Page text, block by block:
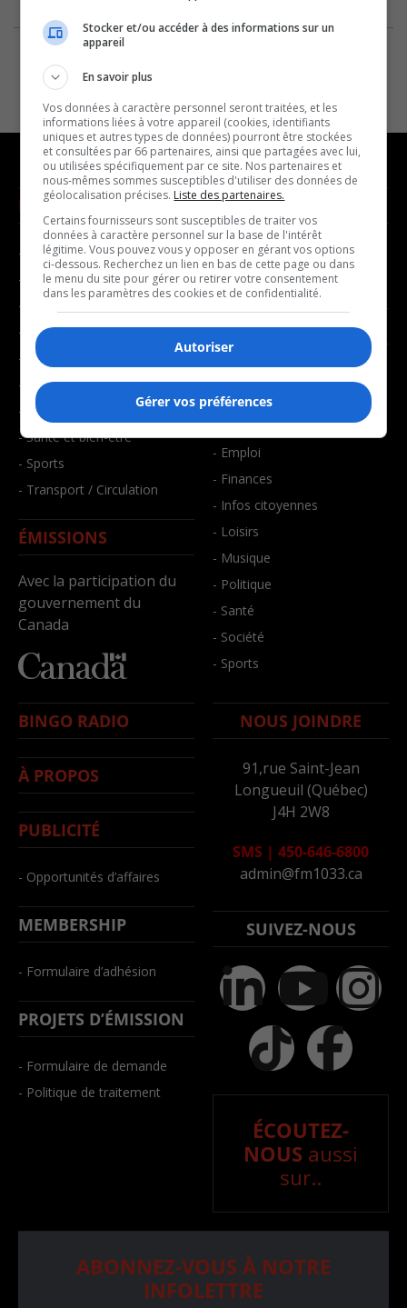
NOUVELLES
- Affaires municipales
- Communauté / Social
- Culture
- Économie
- Éducation
- Environnement
- Faits divers
- Santé et bien-être
- Sports
- Transport / Circulation
ÉMISSIONS
Avec la participation du
gouvernement du
Canada
MUSIQUE
- Décompte franco
- Joué récemment
BALADOS
- Art de vivre
- Bien-être
- Emploi
- Finances
- Infos citoyennes
- Loisirs
- Musique
- Politique
- Santé
- Société
- Sports
BINGO RADIO
À PROPOS
PUBLICITÉ
- Opportunités d’affaires
MEMBERSHIP
- Formulaire d’adhésion
PROJETS D’ÉMISSION
- Formulaire de demande
- Politique de traitement
NOUS JOINDRE
91,rue Saint-Jean
Longueuil (Québec)
J4H 2W8
SMS | 450-646-6800
admin@fm1033.ca
SUIVEZ-NOUS
ÉCOUTEZ-
NOUS aussi
sur..
ABONNEZ-VOUS À NOTRE
INFOLETTRE
Stocker et/ou accéder à des informations sur un
appareil
En savoir plus
Vos données à caractère personnel seront traitées, et les
informations liées à votre appareil (cookies, identifiants
uniques et autres types de données) pourront être stockées
et consultées par 66 partenaires, ainsi que partagées avec lui,
ou utilisées spécifiquement par ce site. Nos partenaires et
nous-mêmes sommes susceptibles d'utiliser des données de
géolocalisation précises. Liste des partenaires.
Certains fournisseurs sont susceptibles de traiter vos
données à caractère personnel sur la base de l'intérêt
légitime. Vous pouvez vous y opposer en gérant vos options
ci-dessous. Recherchez un lien en bas de cette page ou dans
le menu du site pour gérer ou retirer votre consentement
dans les paramètres des cookies et de confidentialité.
Autoriser
Gérer vos préférences